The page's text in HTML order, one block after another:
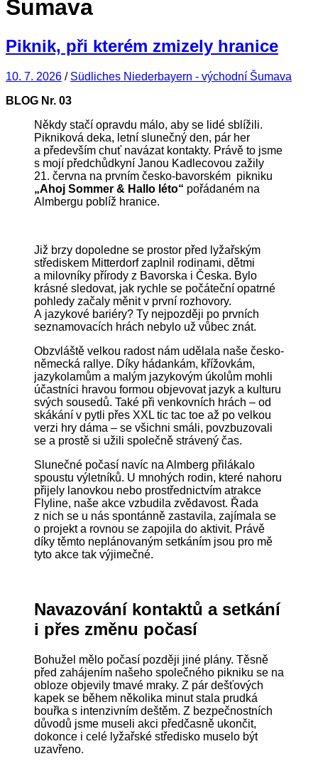
Šumava
Piknik, při kterém zmizely hranice
10. 7. 2026 / Südliches Niederbayern - východní Šumava
BLOG Nr. 03
Někdy stačí opravdu málo, aby se lidé sblížili.
Pikniková deka, letní slunečný den, pár her
a především chuť navázat kontakty. Právě to jsme
s mojí předchůdkyní Janou Kadlecovou zažily
21. června na prvním česko-bavorském pikniku
„Ahoj Sommer & Hallo léto“ pořádaném na
Almbergu poblíž hranice.
Již brzy dopoledne se prostor před lyžařským
střediskem Mitterdorf zaplnil rodinami, dětmi
a milovníky přírody z Bavorska i Česka. Bylo
krásné sledovat, jak rychle se počáteční opatrné
pohledy začaly měnit v první rozhovory.
A jazykové bariéry? Ty nejpozději po prvních
seznamovacích hrách nebylo už vůbec znát.
Obzvláště velkou radost nám udělala naše česko-
německá rallye. Díky hádankám, křížovkám,
jazykolamům a malým jazykovým úkolům mohli
účastníci hravou formou objevovat jazyk a kulturu
svých sousedů. Také při venkovních hrách – od
skákání v pytli přes XXL tic tac toe až po velkou
verzi hry dáma – se všichni smáli, povzbuzovali
se a prostě si užili společně strávený čas.
Slunečné počasí navíc na Almberg přilákalo
spoustu výletníků. U mnohých rodin, které nahoru
přijely lanovkou nebo prostřednictvím atrakce
Flyline, naše akce vzbudila zvědavost. Řada
z nich se u nás spontánně zastavila, zajímala se
o projekt a rovnou se zapojila do aktivit. Právě
díky těmto neplánovaným setkáním jsou pro mě
tyto akce tak výjimečné.
Navazování kontaktů a setkání
i přes změnu počasí
Bohužel mělo počasí později jiné plány. Těsně
před zahájením našeho společného pikniku se na
obloze objevily tmavé mraky. Z pár dešťových
kapek se během několika minut stala prudká
bouřka s intenzivním deštěm. Z bezpečnostních
důvodů jsme museli akci předčasně ukončit,
dokonce i celé lyžařské středisko muselo být
uzavřeno.